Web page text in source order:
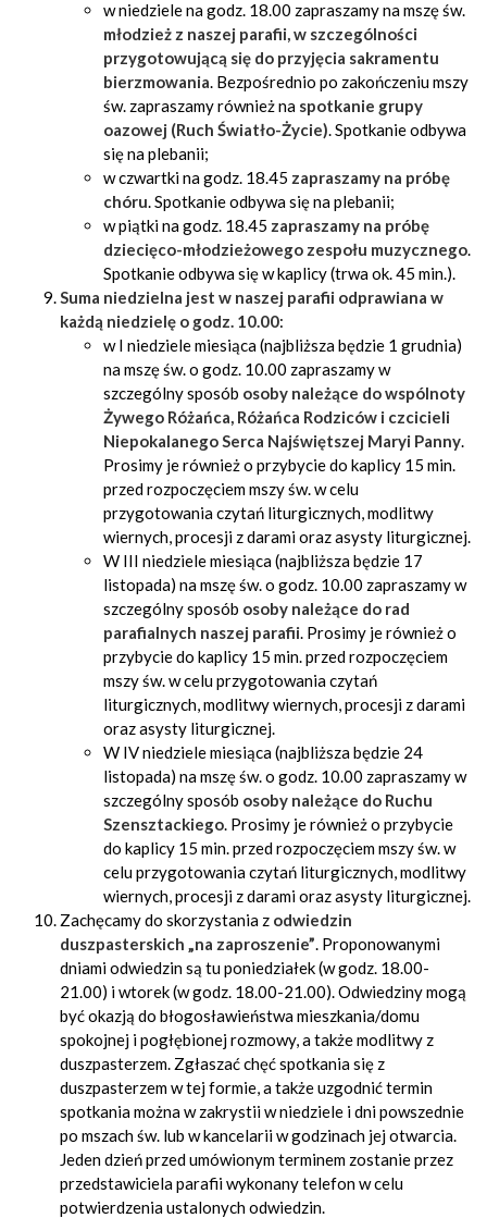
w niedziele na godz. 18.00 zapraszamy na mszę św.
młodzież z naszej parafii, w szczególności
przygotowującą się do przyjęcia sakramentu
bierzmowania. Bezpośrednio po zakończeniu mszy
św. zapraszamy również na spotkanie grupy
oazowej (Ruch Światło-Życie). Spotkanie odbywa
się na plebanii;
w czwartki na godz. 18.45 zapraszamy na próbę
chóru. Spotkanie odbywa się na plebanii;
w piątki na godz. 18.45 zapraszamy na próbę
dziecięco-młodzieżowego zespołu muzycznego.
Spotkanie odbywa się w kaplicy (trwa ok. 45 min.).
Suma niedzielna jest w naszej parafii odprawiana w
każdą niedzielę o godz. 10.00:
w I niedziele miesiąca (najbliższa będzie 1 grudnia)
na mszę św. o godz. 10.00 zapraszamy w
szczególny sposób osoby należące dowspólnoty
Żywego Różańca, Różańca Rodziców i czcicieli
Niepokalanego Serca Najświętszej Maryi Panny.
Prosimy je również o przybycie do kaplicy 15 min.
przed rozpoczęciem mszy św. w celu
przygotowania czytań liturgicznych, modlitwy
wiernych, procesji z darami oraz asysty liturgicznej.
W III niedziele miesiąca (najbliższa będzie 17
listopada) na mszę św. o godz. 10.00 zapraszamy w
szczególny sposób osoby należące do rad
parafialnych naszej parafii. Prosimy je również o
przybycie do kaplicy 15 min. przed rozpoczęciem
mszy św. w celu przygotowania czytań
liturgicznych, modlitwy wiernych, procesji z darami
oraz asysty liturgicznej.
W IV niedziele miesiąca (najbliższa będzie 24
listopada) na mszę św. o godz. 10.00 zapraszamy w
szczególny sposób osoby należące do Ruchu
Szensztackiego. Prosimy je również o przybycie
do kaplicy 15 min. przed rozpoczęciem mszy św. w
celu przygotowania czytań liturgicznych, modlitwy
wiernych, procesji z darami oraz asysty liturgicznej.
Zachęcamy do skorzystania z odwiedzin
duszpasterskich „na zaproszenie”. Proponowanymi
dniami odwiedzin są tu poniedziałek (w godz. 18.00-
21.00) i wtorek (w godz. 18.00-21.00). Odwiedziny mogą
być okazją do błogosławieństwa mieszkania/domu
spokojnej i pogłębionej rozmowy, a także modlitwy z
duszpasterzem. Zgłaszać chęć spotkania się z
duszpasterzem w tej formie, a także uzgodnić termin
spotkania można w zakrystii w niedziele i dni powszednie
po mszach św. lub w kancelarii w godzinach jej otwarcia.
Jeden dzień przed umówionym terminem zostanie przez
przedstawiciela parafii wykonany telefon w celu
potwierdzenia ustalonych odwiedzin.